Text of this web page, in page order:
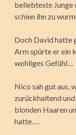
beliebteste Junge
schien ihn zu
Doch David hatte
Arm spürte er ein
wohliges Gefühl…
Nico sah gut aus,
zurückhaltend
blonden Haaren
hatte….